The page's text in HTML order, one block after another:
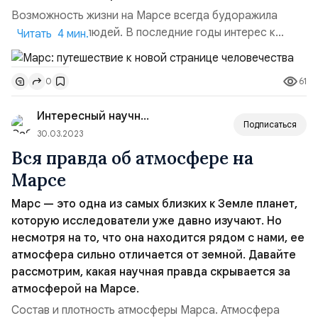
Возможность жизни на Марсе всегда будоражила
воображение людей. В последние годы интерес к
красной планете только возрос, с каждой новой
космической миссией мы приближаемся к раскрытию
глубинных тайн.|Curiosity (фото NASA)|Поиск следов
жизни на Марсе. Одной из главных целей миссий на
Марс является поиск следов жизни. Результаты
миссий, таких как Mars Ro...
Читать 4 мин.
0 61
Интересный научно-популярный
30.03.2023
Подписаться
Вся правда об атмосфере на
Марсе
Марс — это одна из самых близких к Земле планет,
которую исследователи уже давно изучают. Но
несмотря на то, что она находится рядом с нами, ее
атмосфера сильно отличается от земной. Давайте
рассмотрим, какая научная правда скрывается за
атмосферой на Марсе.
Состав и плотность атмосферы Марса. Атмосфера